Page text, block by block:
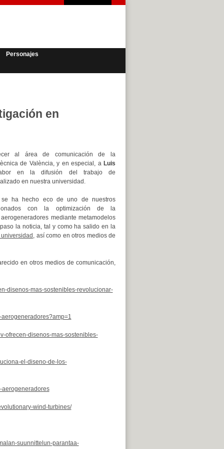
Personajes
en
al área de comunicación de la
de València, y en especial, a Luis
en la difusión del trabajo de
en nuestra universidad.
ha hecho eco de uno de nuestros
con la optimización de la
mediante metamodelos
la noticia, tal y como ha salido en la
, así como en otros medios de
en otros medios de comunicación,
disenos-mas-sostenibles-revolucionar-
ofrecen-disenos-mas-sostenibles-
el-diseno-de-los-
aerogeneradores
wind-turbines/
suunnittelun-parantaa-